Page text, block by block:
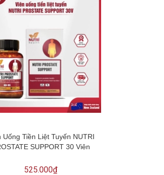
Uống Tiền Liệt Tuyến NUTRI
SUPPORT 30 Viên
525.000₫